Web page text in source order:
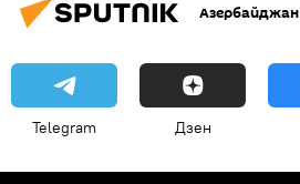
Азербайджан
Telegram Дзен